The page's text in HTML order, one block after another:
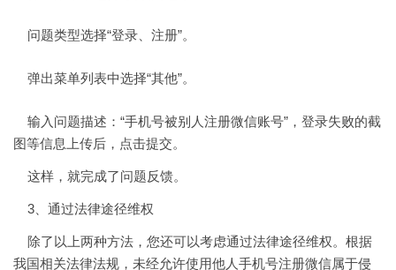
问题类型选择“登录、注册”。
弹出菜单列表中选择“其他”。
输入问题描述：“手机号被别人注册微信账号”，登录失败的截
图等信息上传后，点击提交。
这样，就完成了问题反馈。
3、通过法律途径维权
除了以上两种方法，您还可以考虑通过法律途径维权。根据
我国相关法律法规，未经允许使用他人手机号注册微信属于侵